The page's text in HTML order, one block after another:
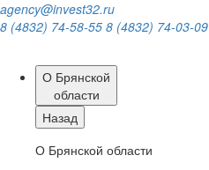
agency@invest32.ru
8 (4832) 74-58-55 8 (4832) 74-03-09
О Брянской
области
Назад
О Брянской области